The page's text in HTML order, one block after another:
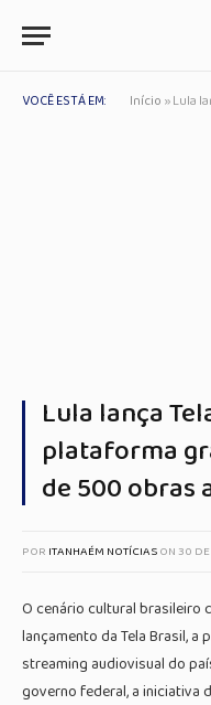
VOCÊ ESTÁ EM: Início »Lula
Lula lança
plataforma
de 500 obras
POR ITANHAÉM NOTÍCIASON 30
O cenário cultural brasileiro
lançamento da Tela Brasil,
streaming audiovisual do
governo federal, a iniciativa